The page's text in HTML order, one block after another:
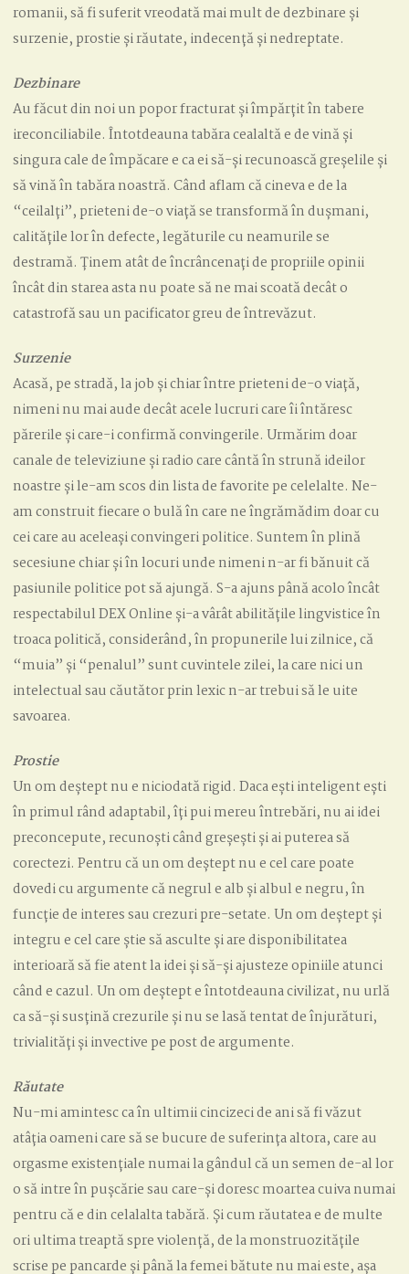
romanii, să fi suferit vreodată mai mult de dezbinare și
surzenie, prostie și răutate, indecență și nedreptate.
Dezbinare
Au făcut din noi un popor fracturat și împărțit în tabere
ireconciliabile. Întotdeauna tabăra cealaltă e de vină și
singura cale de împăcare e ca ei să-și recunoască greșelile și
să vină în tabăra noastră. Când aflam că cineva e de la
“ceilalți”, prieteni de-o viață se transformă în dușmani,
calitățile lor în defecte, legăturile cu neamurile se
destramă. Ținem atât de încrâncenați de propriile opinii
încât din starea asta nu poate să ne mai scoată decât o
catastrofă sau un pacificator greu de întrevăzut.
Surzenie
Acasă, pe stradă, la job și chiar între prieteni de-o viață,
nimeni nu mai aude decât acele lucruri care îi întăresc
părerile și care-i confirmă convingerile. Urmărim doar
canale de televiziune și radio care cântă în strună ideilor
noastre și le-am scos din lista de favorite pe celelalte. Ne-
am construit fiecare o bulă în care ne îngrămădim doar cu
cei care au aceleași convingeri politice. Suntem în plină
secesiune chiar și în locuri unde nimeni n-ar fi bănuit că
pasiunile politice pot să ajungă. S-a ajuns până acolo încât
respectabilul DEX Online și-a vârât abilitățile lingvistice în
troaca politică, considerând, în propunerile lui zilnice, că
“muia” și “penalul” sunt cuvintele zilei, la care nici un
intelectual sau căutător prin lexic n-ar trebui să le uite
savoarea.
Prostie
Un om deștept nu e niciodată rigid. Daca ești inteligent ești
în primul rând adaptabil, îți pui mereu întrebări, nu ai idei
preconcepute, recunoști când greșești și ai puterea să
corectezi. Pentru că un om deștept nu e cel care poate
dovedi cu argumente că negrul e alb și albul e negru, în
funcție de interes sau crezuri pre-setate. Un om deștept și
integru e cel care știe să asculte și are disponibilitatea
interioară să fie atent la idei și să-și ajusteze opiniile atunci
când e cazul. Un om deștept e întotdeauna civilizat, nu urlă
ca să-și susțină crezurile și nu se lasă tentat de înjurături,
trivialități și invective pe post de argumente.
Răutate
Nu-mi amintesc ca în ultimii cincizeci de ani să fi văzut
atâția oameni care să se bucure de suferința altora, care au
orgasme existențiale numai la gândul că un semen de-al lor
o să intre în pușcărie sau care-și doresc moartea cuiva numai
pentru că e din celalalta tabără. Și cum răutatea e de multe
ori ultima treaptă spre violență, de la monstruozitățile
scrise pe pancarde și până la femei bătute nu mai este, așa